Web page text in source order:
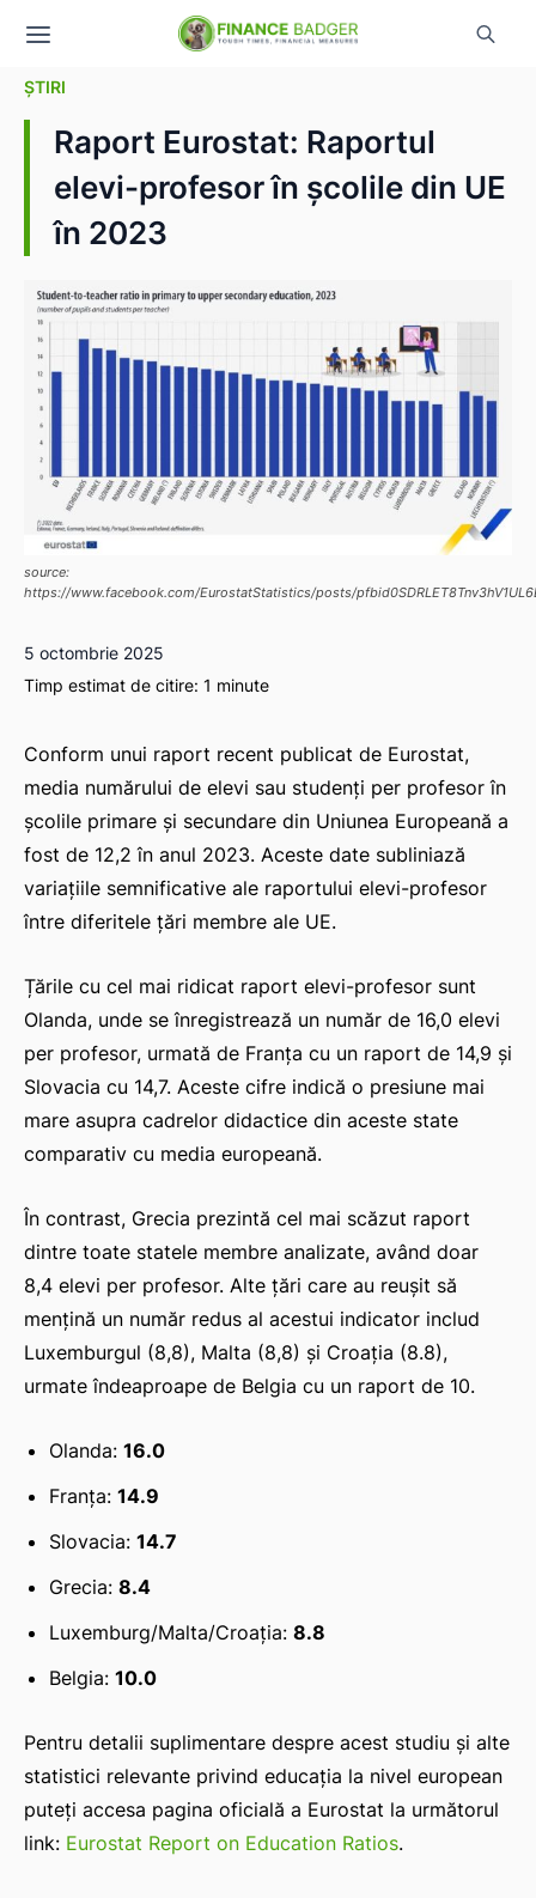
ȘTIRI
Raport Eurostat: Raportul
elevi-profesor în școlile din UE
în 2023
source:
https://www.facebook.com/EurostatStatistics/posts/
5 octombrie 2025
Timp estimat de citire: 1 minute
Conform unui raport recent publicat de Eurostat,
media numărului de elevi sau studenți per profesor în
școlile primare și secundare din Uniunea Europeană a
fost de 12,2 în anul 2023. Aceste date subliniază
variațiile semnificative ale raportului elevi-profesor
între diferitele țări membre ale UE.
Țările cu cel mai ridicat raport elevi-profesor sunt
Olanda, unde se înregistrează un număr de 16,0 elevi
per profesor, urmată de Franța cu un raport de 14,9 și
Slovacia cu 14,7. Aceste cifre indică o presiune mai
mare asupra cadrelor didactice din aceste state
comparativ cu media europeană.
În contrast, Grecia prezintă cel mai scăzut raport
dintre toate statele membre analizate, având doar
8,4 elevi per profesor. Alte țări care au reușit să
mențină un număr redus al acestui indicator includ
Luxemburgul (8,8), Malta (8,8) și Croația (8.8),
urmate îndeaproape de Belgia cu un raport de 10.
Olanda: 16.0
Franța: 14.9
Slovacia: 14.7
Grecia: 8.4
Luxemburg/Malta/Croația: 8.8
Belgia: 10.0
Pentru detalii suplimentare despre acest studiu și alte
statistici relevante privind educația la nivel european
puteți accesa pagina oficială a Eurostat la următorul
link: Eurostat Report on Education Ratios.